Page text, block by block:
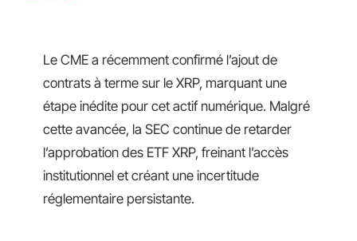
Le CME a récemment confirmé l’ajout de
contrats à terme sur le XRP, marquant une
étape inédite pour cet actif numérique. Malgré
cette avancée, la SEC continue de retarder
l’approbation des ETF XRP, freinant l’accès
institutionnel et créant une incertitude
réglementaire persistante.